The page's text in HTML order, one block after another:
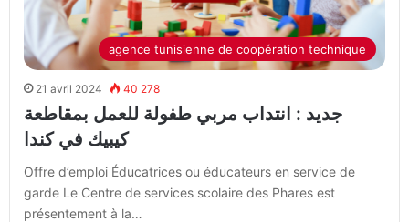
agence tunisienne de coopération technique
21 avril 2024 40 278
جديد : انتداب مربي طفولة للعمل بمقاطعة
كيبيك في كندا
Offre d’emploi Éducatrices ou éducateurs en service de
garde Le Centre de services scolaire des Phares est
présentement à la…